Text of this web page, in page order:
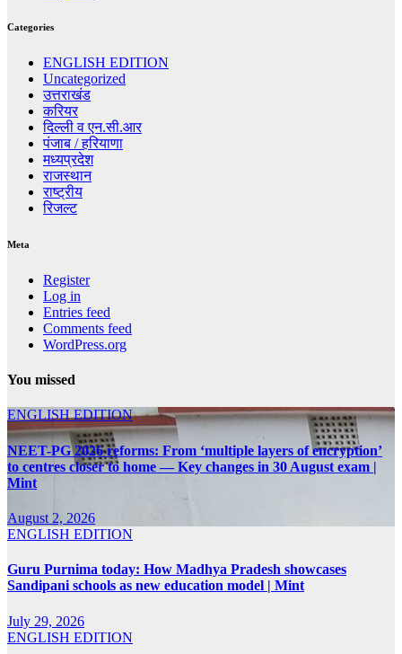
Categories
ENGLISH EDITION
Uncategorized
उत्तराखंड
करियर
दिल्ली व एन.सी.आर
पंजाब / हरियाणा
मध्यप्रदेश
राजस्थान
राष्ट्रीय
रिजल्ट
Meta
Register
Log in
Entries feed
Comments feed
WordPress.org
You missed
ENGLISH EDITION
NEET-PG 2026 reforms: From ‘multiple layers of encryption’
to centres closer to home — Key changes in 30 August exam |
Mint
August 2, 2026
ENGLISH EDITION
Guru Purnima today: How Madhya Pradesh showcases
Sandipani schools as new education model | Mint
July 29, 2026
ENGLISH EDITION